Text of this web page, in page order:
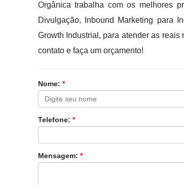
Orgânica trabalha com os melhores
Divulgação, Inbound Marketing para
Growth Industrial, para atender as
contato e faça um orçamento!
Nome: *
Telefone: *
Mensagem: *